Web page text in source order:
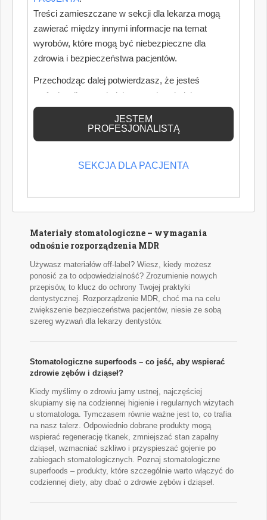
Autor: Piotr Szymański
Wzrost wynagrodzeń a koszty gabinetów
wynagrodzenia pracowników medycznych zatrudnionych w
podmiotach leczniczych. Dla właścicieli gabinetów oznacza
to nie tylko wyższe wynagrodzenia personelu średniego,
lecz przede wszystkim istotny wzrost kosztów prowadzenia
działalności, który przy niezmienionym cenniku może
znacząco obniżyć dochód właściciela gabinetu. W jaki
oraz dlaczego warto już dziś przygotować się do
Materiały stomatologiczne – wymagania
odnośnie rozporządzenia MDR
Używasz materiałów off-label? Wiesz, kiedy możesz
ponosić za to odpowiedzialność? Zrozumienie nowych
przepisów, to klucz do ochrony Twojej praktyki
dentystycznej. Rozporządzenie MDR, choć ma na celu
zwiększenie bezpieczeństwa pacjentów, niesie ze sobą
szereg wyzwań dla lekarzy dentystów.
Stomatologiczne superfoods – co jeść, aby wspierać
zdrowie zębów i dziąseł?
Kiedy myślimy o zdrowiu jamy ustnej, najczęściej
skupiamy się na codziennej higienie i regularnych wizytach
u stomatologa. Tymczasem równie ważne jest to, co trafia
na nasz talerz. Odpowiednio dobrane produkty mogą
wspierać regenerację tkanek, zmniejszać stan zapalny
dziąseł, wzmacniać szkliwo i przyspieszać gojenie po
zabiegach stomatologicznych. Poznaj stomatologiczne
superfoods – produkty, które szczególnie warto włączyć do
codziennej diety, aby dbać o zdrowie zębów i dziąseł.
Treści zamieszczane w sekcji dla lekarza mogą
zawierać między innymi informacje na temat
wyrobów, które mogą być niebezpieczne dla
zdrowia i bezpieczeństwa pacjentów.
Przechodząc dalej potwierdzasz, że jesteś
profesjonalistą posiadającym odpowiednią
wiedzę medyczną.
JESTEM
PROFESJONALISTĄ
SEKCJA DLA PACJENTA